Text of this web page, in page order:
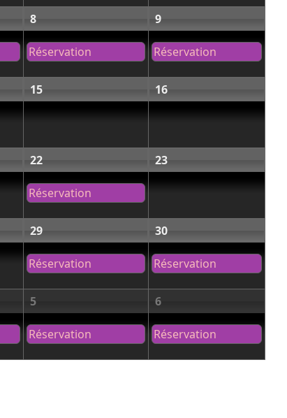
8
Réservation
9
Réservation
15 16
22
Réservation
23
29
Réservation
30
Réservation
5
Réservation
6
Réservation